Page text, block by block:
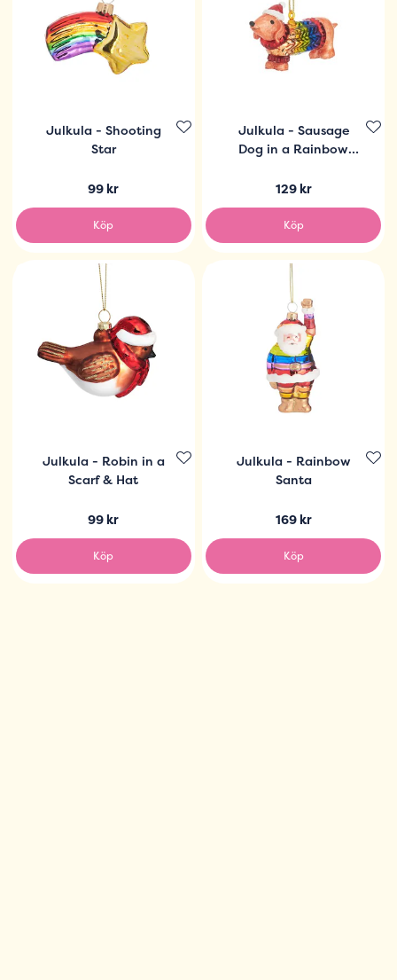
Julkula - Shooting
Star
99 kr
Köp
Julkula - Sausage
Dog in a Rainbow
129 kr
Köp
Julkula - Robin in a
Scarf & Hat
99 kr
Köp
Julkula - Rainbow
Santa
169 kr
Köp